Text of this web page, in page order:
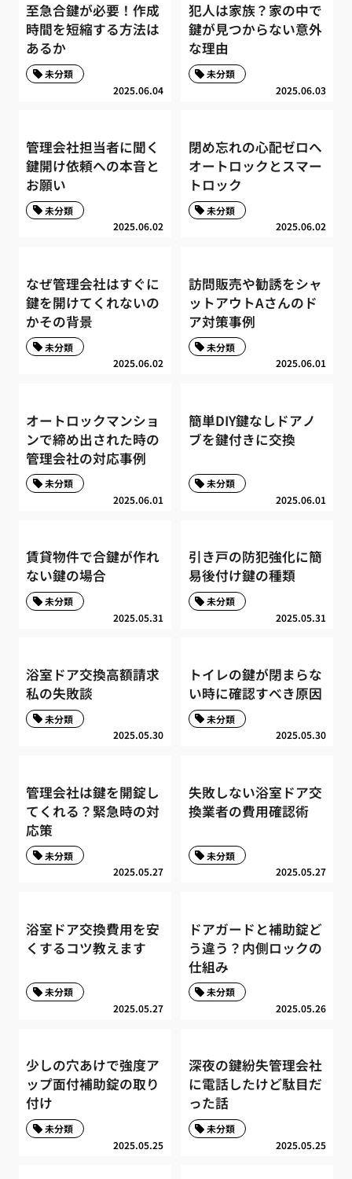
至急合鍵が必要！作成
時間を短縮する方法は
あるか
2025.06.04
未分類
犯人は家族？家の中で
鍵が見つからない意外
な理由
2025.06.03
未分類
管理会社担当者に聞く
鍵開け依頼への本音と
お願い
2025.06.02
未分類
閉め忘れの心配ゼロへ
オートロックとスマー
トロック
2025.06.02
未分類
なぜ管理会社はすぐに
鍵を開けてくれないの
かその背景
2025.06.02
未分類
訪問販売や勧誘をシャ
ットアウトAさんのド
ア対策事例
2025.06.01
未分類
オートロックマンショ
ンで締め出された時の
管理会社の対応事例
2025.06.01
未分類
簡単DIY鍵なしドアノ
ブを鍵付きに交換
2025.06.01
未分類
賃貸物件で合鍵が作れ
ない鍵の場合
2025.05.31
未分類
引き戸の防犯強化に簡
易後付け鍵の種類
2025.05.31
未分類
浴室ドア交換高額請求
私の失敗談
2025.05.30
未分類
トイレの鍵が閉まらな
い時に確認すべき原因
2025.05.30
未分類
管理会社は鍵を開錠し
てくれる？緊急時の対
応策
2025.05.27
未分類
失敗しない浴室ドア交
換業者の費用確認術
2025.05.27
未分類
浴室ドア交換費用を安
くするコツ教えます
2025.05.27
未分類
ドアガードと補助錠ど
う違う？内側ロックの
仕組み
2025.05.26
未分類
少しの穴あけで強度ア
ップ面付補助錠の取り
付け
2025.05.25
未分類
深夜の鍵紛失管理会社
に電話したけど駄目だ
った話
2025.05.25
未分類